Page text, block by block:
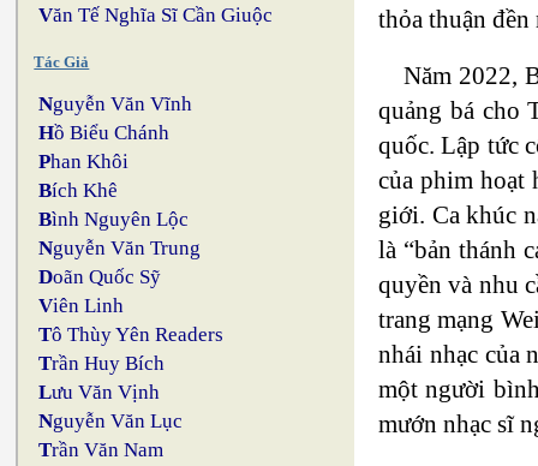
Văn Tế Nghĩa Sĩ Cần Giuộc
Tác Giả
Nguyễn Văn Vĩnh
Hồ Biểu Chánh
Phan Khôi
Bích Khê
Bình Nguyên Lộc
Nguyễn Văn Trung
Doãn Quốc Sỹ
Viên Linh
Tô Thùy Yên Readers
Trần Huy Bích
Lưu Văn Vịnh
Nguyễn Văn Lục
Trần Văn Nam
thỏa thuận
Năm 2022,
quảng bá cho
quốc. Lập tức
của phim hoạt
giới. Ca khúc
là “bản thánh
quyền và nhu
trang mạng
nhái nhạc của
một người
mướn nhạc sĩ